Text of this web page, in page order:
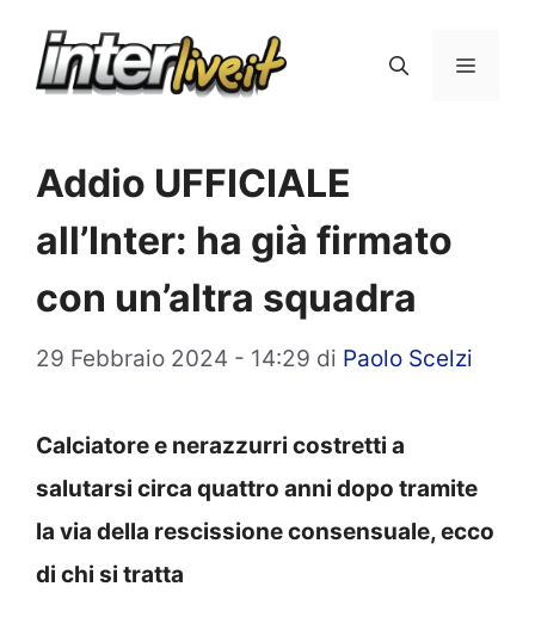
Menu
Addio UFFICIALE
all’Inter: ha già firmato
con un’altra squadra
29 Febbraio 2024 - 14:29 di Paolo Scelzi
Calciatore e nerazzurri costretti a
salutarsi circa quattro anni dopo tramite
la via della rescissione consensuale, ecco
di chi si tratta